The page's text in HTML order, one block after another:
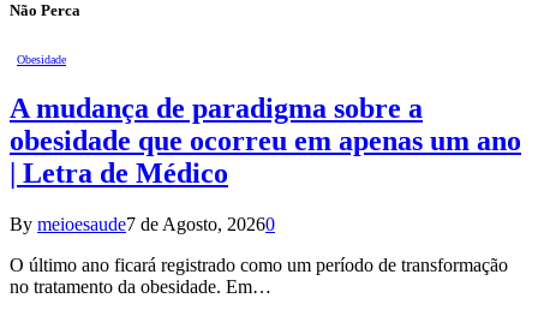
Não Perca
Obesidade
A mudança de paradigma sobre a
obesidade que ocorreu em apenas um ano
| Letra de Médico
By meioesaude7 de Agosto, 20260
O último ano ficará registrado como um período de transformação
no tratamento da obesidade. Em…